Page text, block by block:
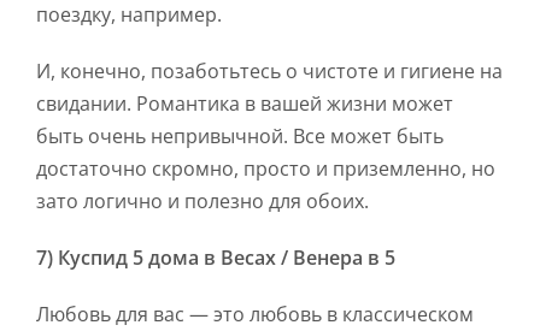
поездку, например.
И, конечно, позаботьтесь о чистоте и гигиене на
свидании. Романтика в вашей жизни может
быть очень непривычной. Все может быть
достаточно скромно, просто и приземленно, но
зато логично и полезно для обоих.
7) Куспид 5 дома в Весах / Венера в 5
Любовь для вас — это любовь в классическом